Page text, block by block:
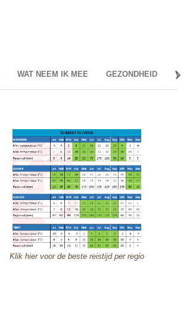
WAT NEEM IK MEE GEZONDHEID
Klik hier voor de beste reistijd per regio